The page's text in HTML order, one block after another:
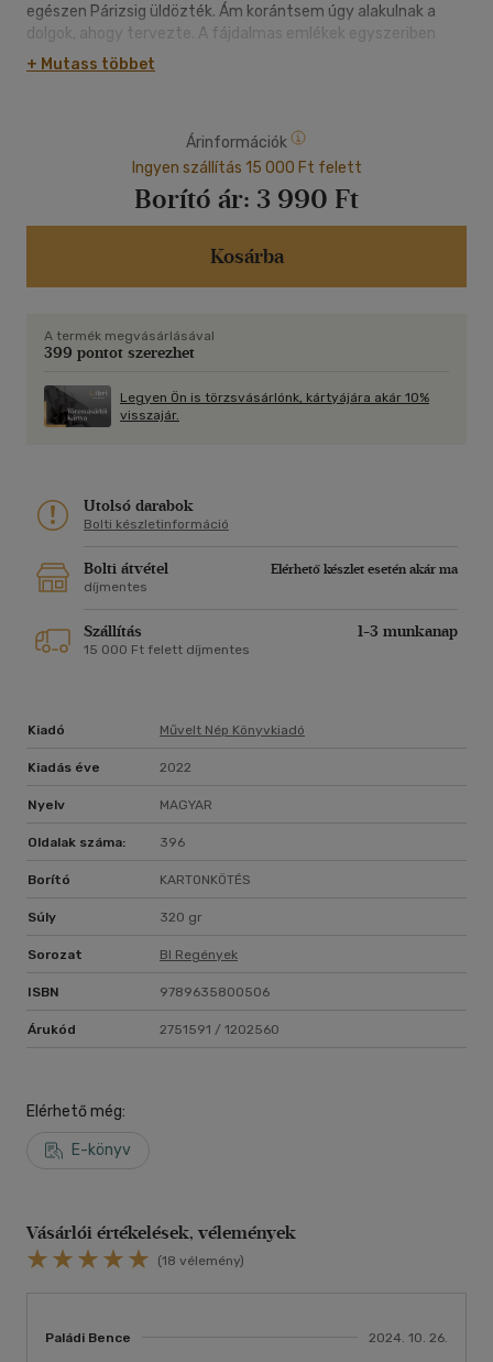
egészen Párizsig üldözték. Ám korántsem úgy alakulnak a
dolgok, ahogy tervezte. A fájdalmas emlékek egyszeriben
testet öltenek, amikor eltűnik egy kisfiú, Amphawa utcáin
pedig ismét megjelenik a rettegés.
gyerekként is Léo idegeire ment az állandó
szabálykövetésével.
Than és Léo között sosem volt felhőtlen a viszony, a
viszontlátás azonban a régi sérelmek mellett új, eddig
ismeretlen érzéseket is felszínre hoz a fiúban.
Vajon Than képes lesz megtalálni az összefüggést a tíz évvel
ezelőtti bűntény és a mostani eset között?
És képes a szerelem begyógyítani a sebeket, amiket egy
A ThanLéo Story lenyűgözően izgalmas és romantikus regény
a BL rajongóinak.
+ Mutass többet
Árinformációk
Ingyen szállítás 15 000 Ft felett
Borító ár: 3 990 Ft
Kosárba
A termék megvásárlásával
399 pontot szerezhet
Legyen Ön is törzsvásárlónk, kártyájára akár 10%
visszajár.
Utolsó darabok
Bolti készletinformáció
Bolti átvétel
Elérhető készlet esetén akár ma
díjmentes
Szállítás 1-3 munkanap
15 000 Ft felett díjmentes
Kiadó Művelt Nép Könyvkiadó
Kiadás éve 2022
Nyelv MAGYAR
Oldalak száma: 396
Borító KARTONKÖTÉS
Súly 320 gr
Sorozat Bl Regények
ISBN 9789635800506
Árukód 2751591 / 1202560
Elérhető még:
E-könyv
Vásárlói értékelések, vélemények
(18 vélemény)
Paládi Bence 2024. 10. 26.